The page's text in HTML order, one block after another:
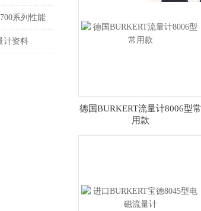
系列性能
计资料
德国BURKERT流量计8006型常
用款